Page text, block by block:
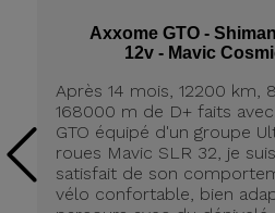
Axxome GTO -
12v - Mavic
Après 14 mois, 12200 km,
168000 m de D+ faits
GTO équipé d'un groupe
roues Mavic SLR 32, je
satisfait de son
vélo confortable, bien